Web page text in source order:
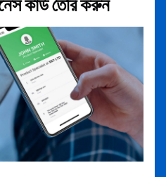
কার্ড তৈরি করুন